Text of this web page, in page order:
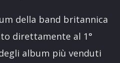
della band britannica
direttamente al 1°
album più venduti